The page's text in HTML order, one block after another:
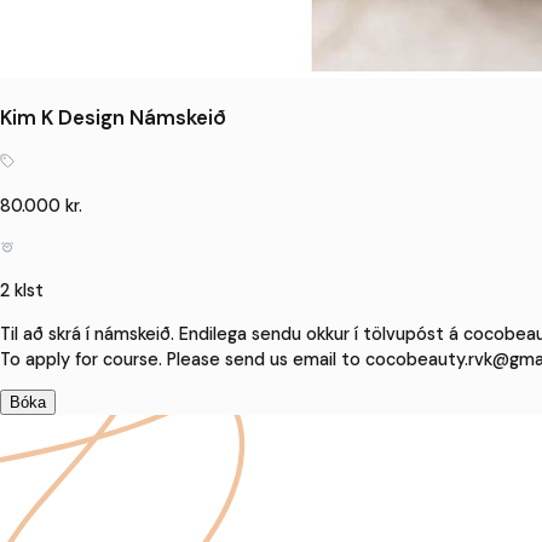
Kim K Design Námskeið
80.000 kr.
2 klst
Til að skrá í námskeið. Endilega sendu okkur í tölvupóst á
To apply for course. Please send us email to
Bóka